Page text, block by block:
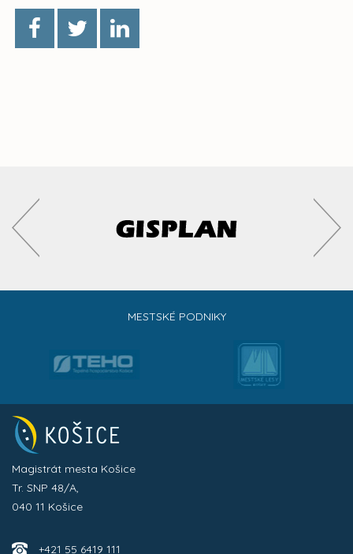
MESTSKÉ PODNIKY
Magistrát mesta Košice
Tr. SNP 48/A,
040 11 Košice
+421 55 6419 111